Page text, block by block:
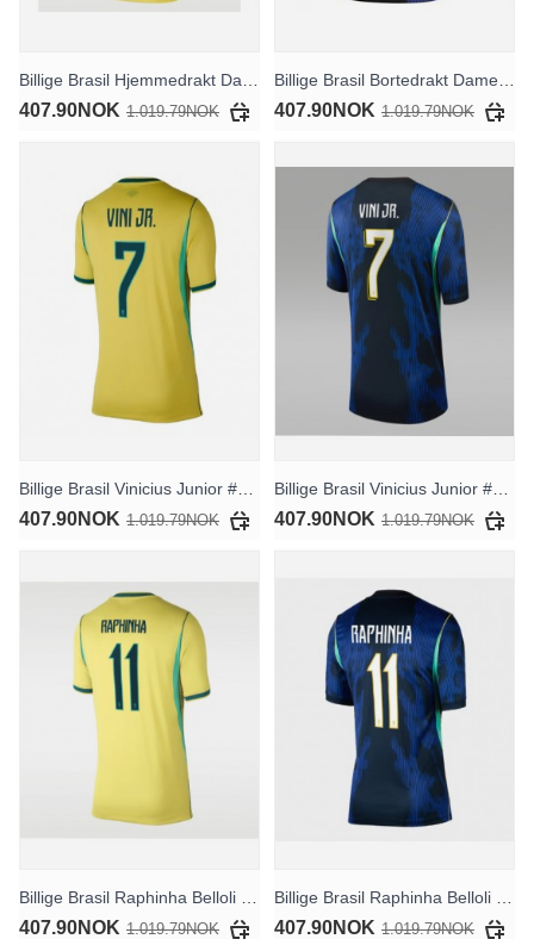
407.90NOK 1.019.79NOK 407.90NOK 1.019.79NOK
407.90NOK 1.019.79NOK 407.90NOK 1.019.79NOK
407.90NOK 1.019.79NOK 407.90NOK 1.019.79NOK